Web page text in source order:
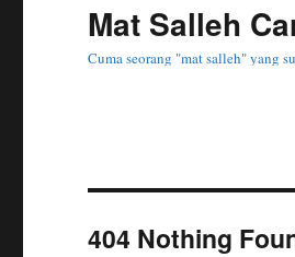
Mat Salleh
Cuma seorang "mat salleh" yang
404 Nothing